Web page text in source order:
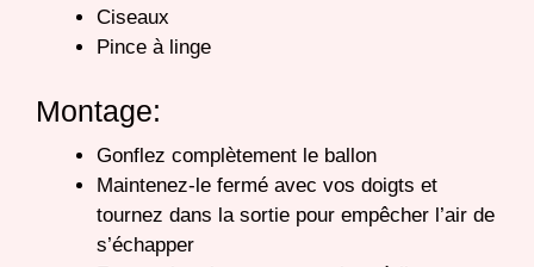
Ciseaux
Pince à linge
Montage:
Gonflez complètement le ballon
Maintenez-le fermé avec vos doigts et
tournez dans la sortie pour empêcher l’air de
s’échapper